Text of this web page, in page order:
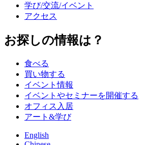
学び/交流/イベント
アクセス
お探しの情報は？
食べる
買い物する
イベント情報
イベントやセミナーを開催する
オフィス入居
アート&学び
English